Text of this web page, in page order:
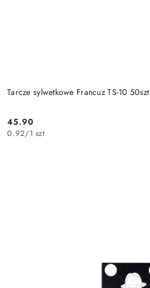
Tarcze sylwetkowe Francuz TS-10 50szt
Cena:
45.90
0.92/1 szt